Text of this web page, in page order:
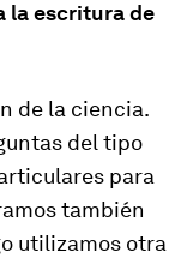
la escritura de
de la ciencia.
del tipo
para
también
utilizamos otra